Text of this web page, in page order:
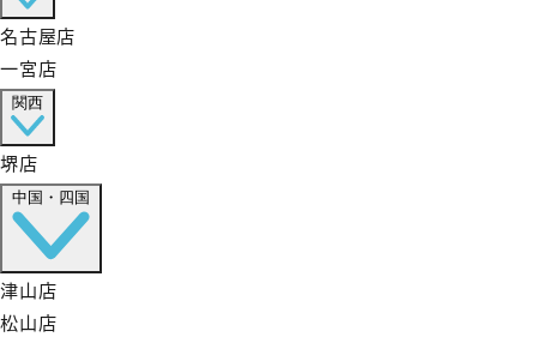
名古屋店
一宮店
関西
堺店
中国・四国
津山店
松山店